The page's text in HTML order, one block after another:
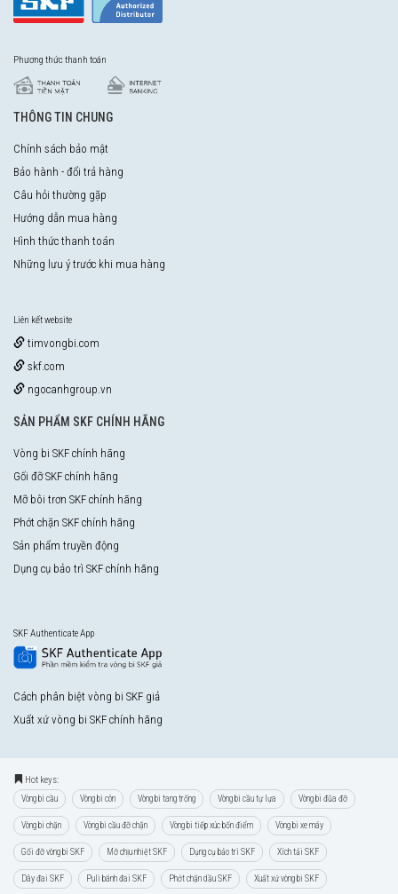
Phương thức thanh toán
THÔNG TIN CHUNG
Chính sách bảo mật
Bảo hành - đổi trả hàng
Câu hỏi thường gặp
Hướng dẫn mua hàng
Hình thức thanh toán
Những lưu ý trước khi mua hàng
Liên kết website
timvongbi.com
skf.com
ngocanhgroup.vn
SẢN PHẨM SKF CHÍNH HÃNG
Vòng bi SKF chính hãng
Gối đỡ SKF chính hãng
Mỡ bôi trơn SKF chính hãng
Phớt chặn SKF chính hãng
Sản phẩm truyền động
Dụng cụ bảo trì SKF chính hãng
SKF Authenticate App
Cách phân biệt vòng bi SKF giả
Xuất xứ vòng bi SKF chính hãng
Hot keys:
Vòng bi cầu Vòng bi côn Vòng bi tang trống Vòng bi cầu tự lựa Vòng bi đũa đỡ
Vòng bi chặn Vòng bi cầu đỡ chặn Vòng bi tiếp xúc bốn điểm Vòng bi xe máy
Gối đỡ vòng bi SKF Mỡ chịu nhiệt SKF Dụng cụ bảo trì SKF Xích tải SKF
Dây đai SKF Puli bánh đai SKF Phớt chặn dầu SKF Xuất xứ vòng bi SKF